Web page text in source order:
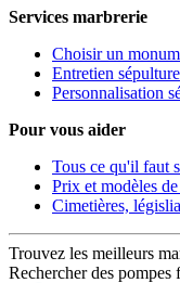
Services marbrerie
Choisir un
Entretien sépulture
Personnalisation
Pour vous aider
Tous ce qu'il faut
Prix et modèles
Cimetières,
Trouvez les meilleurs
Rechercher des